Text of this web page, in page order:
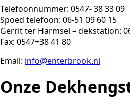
Telefoonnummer: 0547- 38 33 09
Spoed telefoon: 06-51 09 60 15
Gerrit ter Harmsel – dekstation:
Fax: 0547+38 41 80
Email: info@enterbrook.nl
Onze